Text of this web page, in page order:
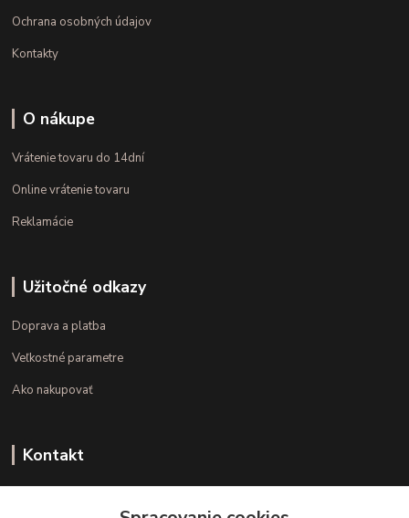
Ochrana osobných údajov
Kontakty
O nákupe
Vrátenie tovaru do 14dní
Online vrátenie tovaru
Reklamácie
Užitočné odkazy
Doprava a platba
Veľkostné parametre
Ako nakupovať
Kontakt